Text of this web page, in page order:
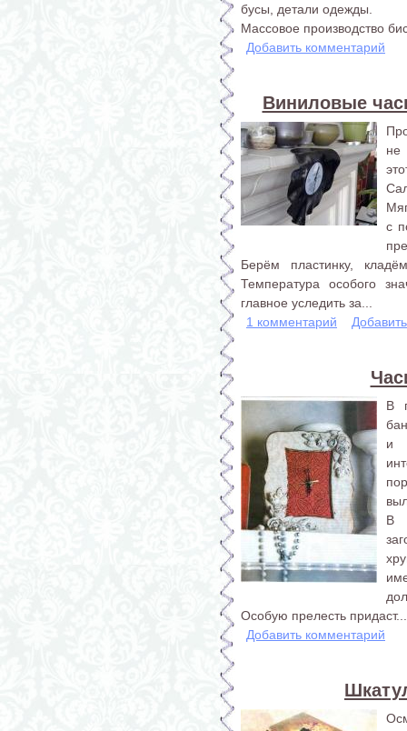
бусы, детали одежды.
Массовое производство
Добавить комментарий
Виниловые
не
с
Берём пластинку,
Температура особого
главное уследить за...
1 комментарий
В
и
В
Особую прелесть придаст...
Добавить комментарий